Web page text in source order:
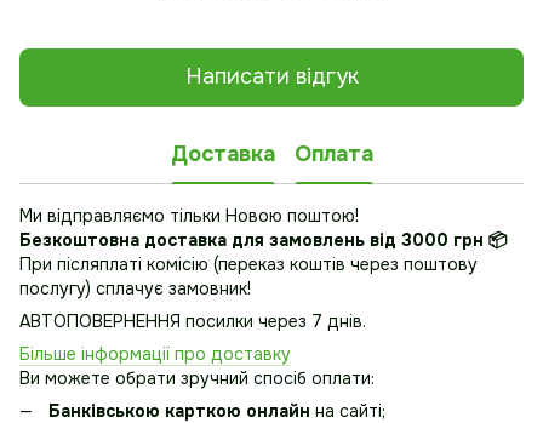
Написати відгук
Доставка Оплата
Ми відправляємо тільки Новою поштою!
Безкоштовна доставка для замовлень від 3000 грн 📦
При післяплаті комісію (переказ коштів через поштову
послугу) сплачує замовник!
АВТОПОВЕРНЕННЯ посилки через 7 днів.
Більше інформації про доставку
Ви можете обрати зручний спосіб оплати:
Банківською карткою онлайн на сайті;